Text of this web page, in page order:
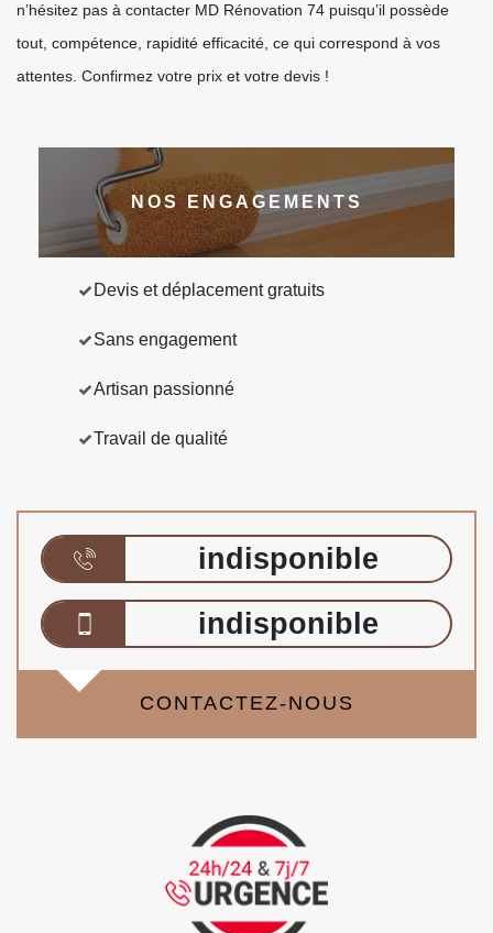
n’hésitez pas à contacter MD Rénovation 74 puisqu’il possède
tout, compétence, rapidité efficacité, ce qui correspond à vos
attentes. Confirmez votre prix et votre devis !
NOS ENGAGEMENTS
Devis et déplacement gratuits
Sans engagement
Artisan passionné
Travail de qualité
indisponible
indisponible
CONTACTEZ-NOUS